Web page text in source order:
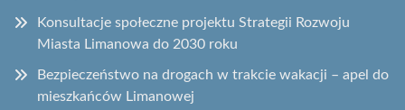
Konsultacje społeczne projektu Strategii Rozwoju
Miasta Limanowa do 2030 roku
Bezpieczeństwo na drogach w trakcie wakacji – apel do
mieszkańców Limanowej